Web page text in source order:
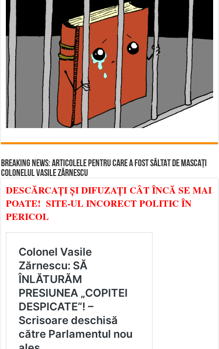
BREAKING NEWS: ARTICOLELE PENTRU CARE A FOST SĂLTAT DE MASCAȚI
COLONELUL VASILE ZĂRNESCU
DESCĂRCAȚI ȘI DIFUZAȚI CÂT ÎNCĂ SE MAI
POATE! SITE-UL INCORECT POLITIC ÎN
PERICOL